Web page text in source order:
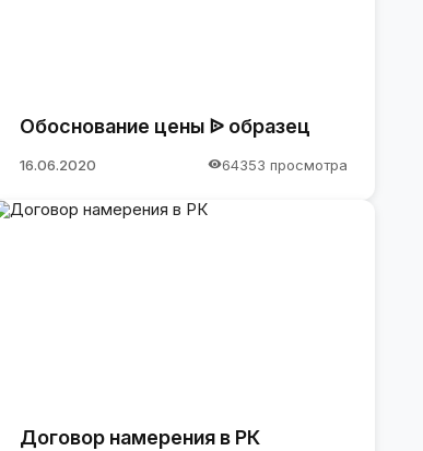
Обоснование цены ᐉ образец
16.06.2020 64353 просмотра
Договор намерения в РК